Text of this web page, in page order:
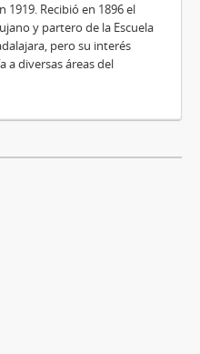
1919. Recibió en 1896 el
y partero de la Escuela
pero su interés
a diversas áreas del